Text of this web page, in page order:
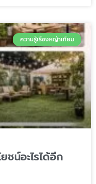
ความรู้เรื่องหญ้าเทียม
ชน์อะไรได้อีก